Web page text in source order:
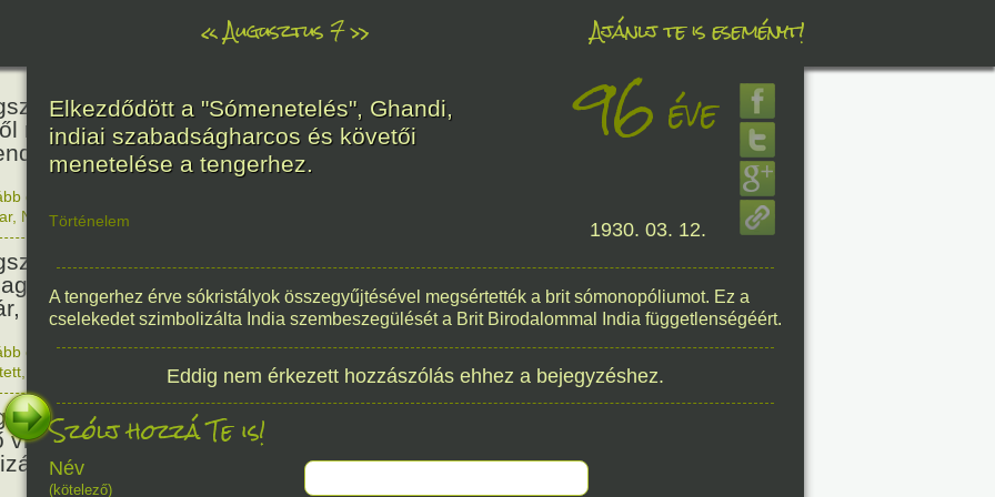
«Augusztus 7» Ajánlj te is eseményt!
Báthori Erzsébet,
rémséges és kegyetlen
éltek.
466
olvasom
, Nő ,Történelem
Kondor Gusztáv
matematikus, egyetemi
akadémikus.
201éve
olvasom|Nincs hozzászólás, szólj hozzá!
1825. 08. 07.
Mata Hari, a híres
világháborús táncosnő,
és kém.
150
Elkezdődött a "Sómenetelés", Ghandi,
indiai szabadságharcos és követői
menetelése a tengerhez.
96 éve
Történelem 1930. 03. 12.
A tengerhez érve sókristályok összegyűjtésével megsértették a brit sómonopóliumot. Ez a
cselekedet szimbolizálta India szembeszegülését a Brit Birodalommal India függetlenségéért.
Eddig nem érkezett hozzászólás ehhez a bejegyzéshez.
Szólj hozzá Te is!
Név
(kötelező)